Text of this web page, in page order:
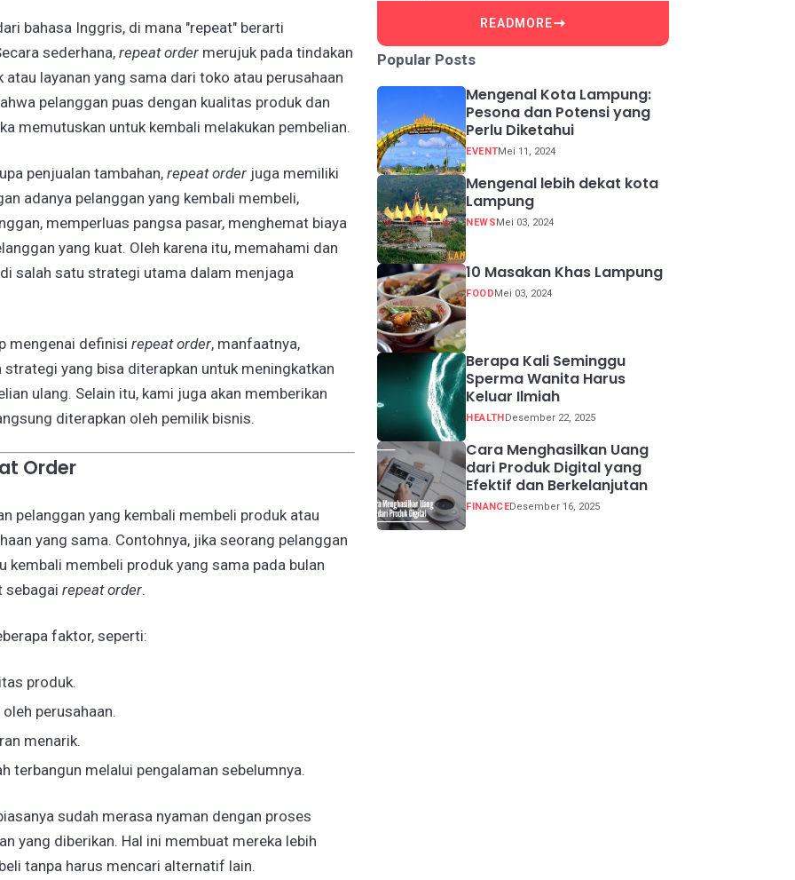
bahasa Inggris, di mana "repeat" berarti
sederhana,repeat order merujuk pada tindakan
layanan yang sama dari toko atau perusahaan
pelanggan puas dengan kualitas produk dan
memutuskan untuk kembali melakukan pembelian.
penjualan tambahan, repeat order juga memiliki
adanya pelanggan yang kembali membeli,
memperluas pangsa pasar, menghemat biaya
yang kuat. Oleh karena itu, memahami dan
salah satu strategi utama dalam menjaga
mengenai definisi repeat order, manfaatnya,
yang bisa diterapkan untuk meningkatkan
ulang. Selain itu, kami juga akan memberikan
diterapkan oleh pemilik bisnis.
Order
pelanggan yang kembali membeli produk atau
yang sama. Contohnya, jika seorang pelanggan
kembali membeli produk yang sama pada bulan
sebagai repeat order.
faktor, seperti:
produk.
perusahaan.
menarik.
terbangun melalui pengalaman sebelumnya.
sudah merasa nyaman dengan proses
yang diberikan. Hal ini membuat mereka lebih
tanpa harus mencari alternatif lain.
READMORE
Popular Posts
Mengenal Kota Lampung:
Pesona dan Potensi yang
Perlu Diketahui
EVENTMei 11, 2024
Mengenal lebih dekat kota
Lampung
NEWS Mei 03, 2024
10 Masakan Khas Lampung
FOOD Mei 03, 2024
Berapa Kali Seminggu
Sperma Wanita Harus
Keluar Ilmiah
HEALTH Desember 22, 2025
Cara Menghasilkan Uang
dari Produk Digital yang
Efektif dan Berkelanjutan
FINANCEDesember 16, 2025